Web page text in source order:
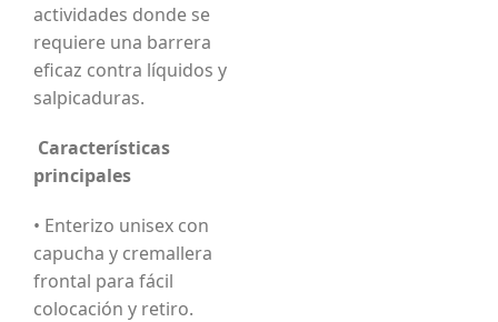
actividades donde se
requiere una barrera
eficaz contra líquidos y
salpicaduras.
Características
principales
• Enterizo unisex con
capucha y cremallera
frontal para fácil
colocación y retiro.